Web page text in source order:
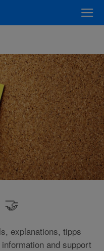
explanations, tipps
and support